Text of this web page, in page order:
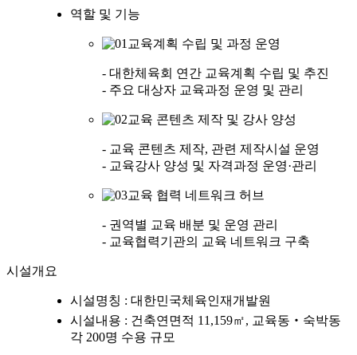
역할 및 기능
교육계획 수립 및 과정 운영
- 대한체육회 연간 교육계획 수립 및 추진
- 주요 대상자 교육과정 운영 및 관리
교육 콘텐츠 제작 및 강사 양성
- 교육 콘텐츠 제작, 관련 제작시설 운영
- 교육강사 양성 및 자격과정 운영·관리
교육 협력 네트워크 허브
- 권역별 교육 배분 및 운영 관리
- 교육협력기관의 교육 네트워크 구축
시설개요
시설명칭 : 대한민국체육인재개발원
시설내용 : 건축연면적 11,159㎡, 교육동‧숙박동
각 200명 수용 규모